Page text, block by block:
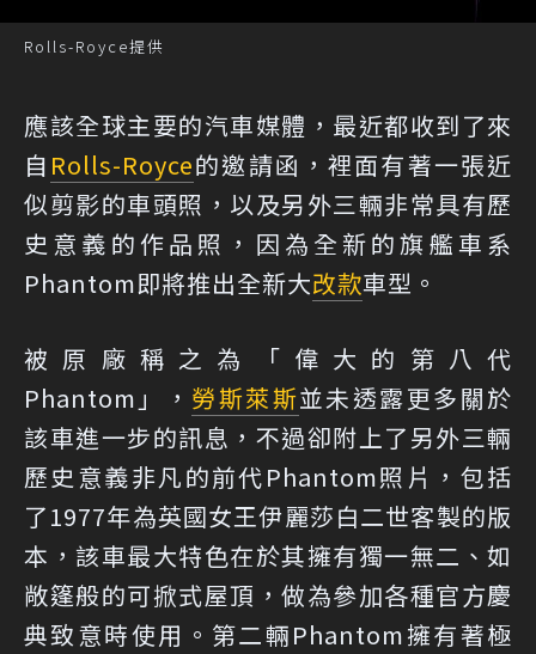
Rolls-Royce提供
應該全球主要的汽車媒體，最近都收到了來
自 Rolls-Royce的邀請函，裡面有著一張近
似剪影的車頭照，以及另外三輛非常具有歷
史意義的作品照，因為全新的旗艦車系
Phantom即將推出全新大改款車型。
被原廠稱之為「偉大的第八代
Phantom」， 勞斯萊斯並未透露更多關於
該車進一步的訊息，不過卻附上了另外三輛
歷史意義非凡的前代Phantom照片，包括
了1977年為英國女王伊麗莎白二世客製的版
本，該車最大特色在於其擁有獨一無二、如
敞篷般的可掀式屋頂，做為參加各種官方慶
典致意時使用。第二輛Phantom擁有著極